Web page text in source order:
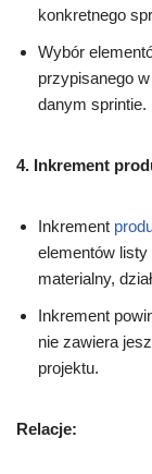
konkretnego
Wybór
przypisanego
danym sprintie.
4. Inkrement
Inkrement
elementów
materialny,
Inkrement
nie zawiera
projektu.
Relacje: